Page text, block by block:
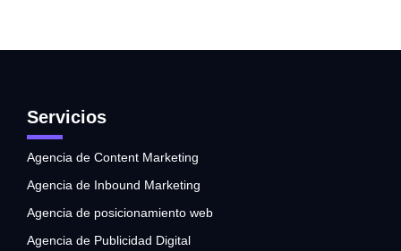
Servicios
Agencia de Content Marketing
Agencia de Inbound Marketing
Agencia de posicionamiento web
Agencia de Publicidad Digital